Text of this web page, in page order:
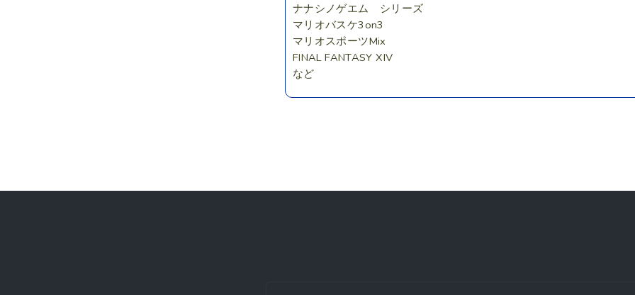
ナナシノゲエム シリーズ
マリオバスケ3on3
マリオスポーツMix
FINAL FANTASY XIV
など